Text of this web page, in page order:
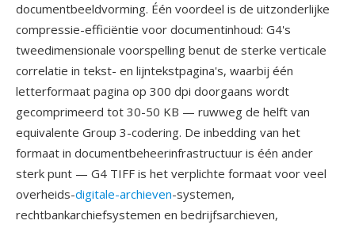
documentbeeldvorming. Één voordeel is de uitzonderlijke
compressie-efficiëntie voor documentinhoud: G4's
tweedimensionale voorspelling benut de sterke verticale
correlatie in tekst- en lijntekstpagina's, waarbij één
letterformaat pagina op 300 dpi doorgaans wordt
gecomprimeerd tot 30-50 KB — ruwweg de helft van
equivalente Group 3-codering. De inbedding van het
formaat in documentbeheerinfrastructuur is één ander
sterk punt — G4 TIFF is het verplichte formaat voor veel
overheids-digitale-archieven-systemen,
rechtbankarchiefsystemen en bedrijfsarchieven,